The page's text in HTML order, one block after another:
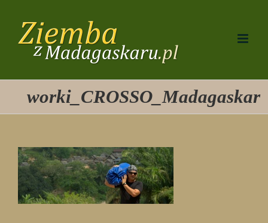
zawartości
worki_CROSSO_Madagaskar